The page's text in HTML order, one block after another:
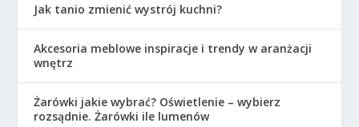
Jak tanio zmienić wystrój kuchni?
Akcesoria meblowe inspiracje i trendy w aranżacji
wnętrz
Żarówki jakie wybrać? Oświetlenie – wybierz
rozsądnie. Żarówki ile lumenów